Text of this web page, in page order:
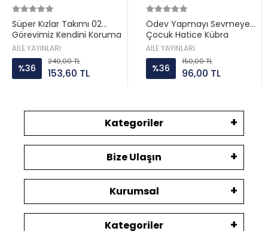
Süper Kızlar Takımı 02
Görevimiz Kendini Koruma
Aile ayın
AİLE YAYINLARI
%36
240,00 TL
153,60 TL
Ödev Yapmayı Sevmeyen
Çocuk Hatice Kübra
Tongar Aile yayın
AİLE YAYINLARI
%36
150,00 TL
96,00 TL
Kategoriler
Bize Ulaşın
Kurumsal
Kategoriler